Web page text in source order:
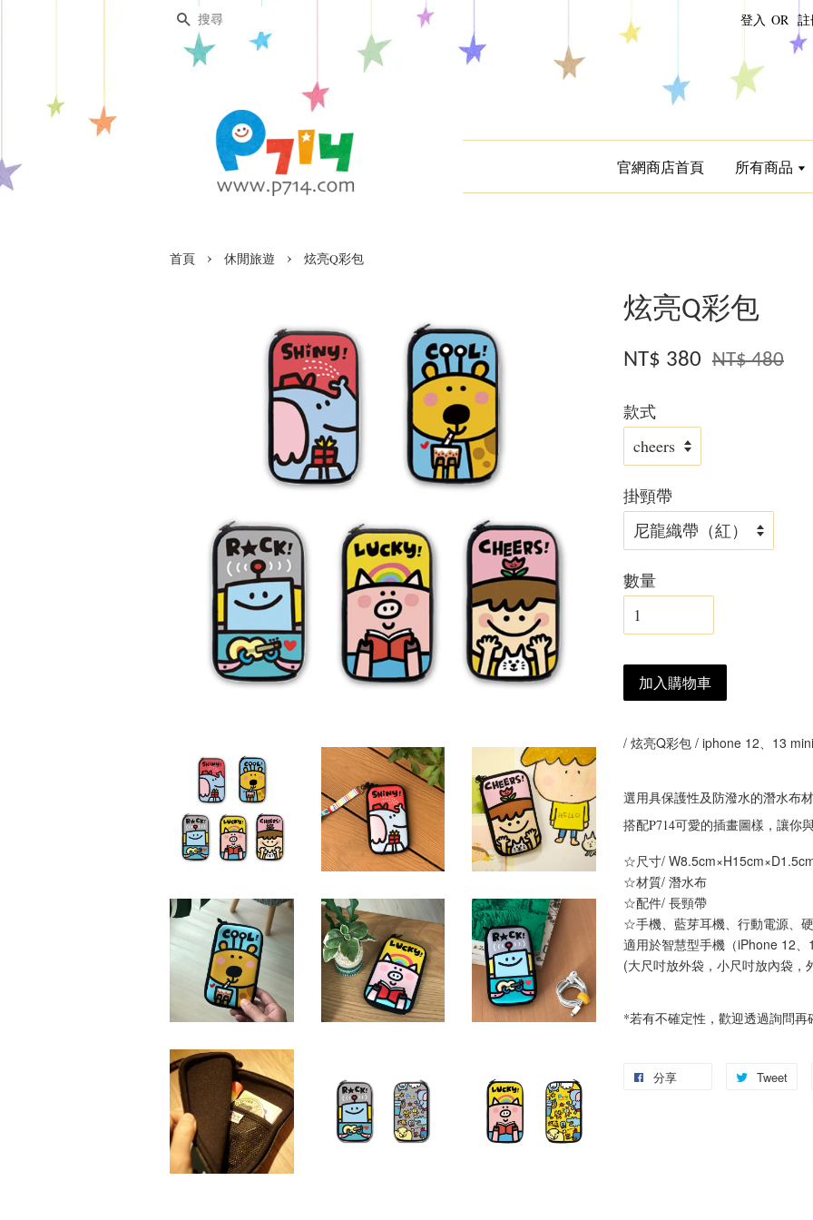
搜尋 登入 OR
官網商店首頁 所有商品
首頁 › 休閒旅遊 › 炫亮Q彩包
炫亮Q彩包
NT$ 380 NT$ 480
款式
掛頸帶
數量
加入購物車
/ 炫亮Q彩包 / iphone 12、13
選用具保護性及防潑水的潛水布材
搭配P714可愛的插畫圖樣，讓你
☆尺寸/
☆材質/ 潛水布
☆配件/ 長頸帶
☆手機、藍芽耳機、行動電源、
適用於智慧型手機（iPhone 12、
(大尺吋放外袋，小尺吋放內袋
*若有不確定性，歡迎透過詢問
分享 Tweet